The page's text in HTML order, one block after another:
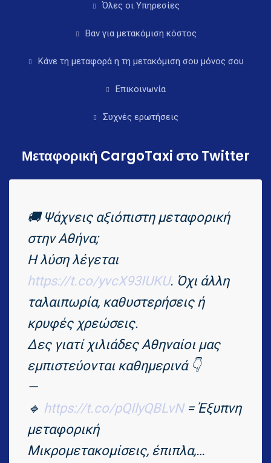
Όλες οι Υπηρεσίες
Βαν για μετακόμιση κόστος
Κάνε τη μεταφορά η τη μετακόμιση σου μόνος σου
Επικοινωνία
Συχνές ερωτήσεις
Μεταφορική CargoTaxi στο Twitter
🚚 Ψάχνεις αξιόπιστη μεταφορική
στην Αθήνα;
Η λύση λέγεται
https://t.co/yvcX93IUKU. Όχι άλλη
ταλαιπωρία, καθυστερήσεις ή
κρυφές χρεώσεις.
Δες γιατί χιλιάδες Αθηναίοι μας
εμπιστεύονται καθημερινά 👇
—
🔹 https://t.co/pQIlyQBLvN= Έξυπνη
μεταφορική
Μικρομετακομίσεις, έπιπλα,…